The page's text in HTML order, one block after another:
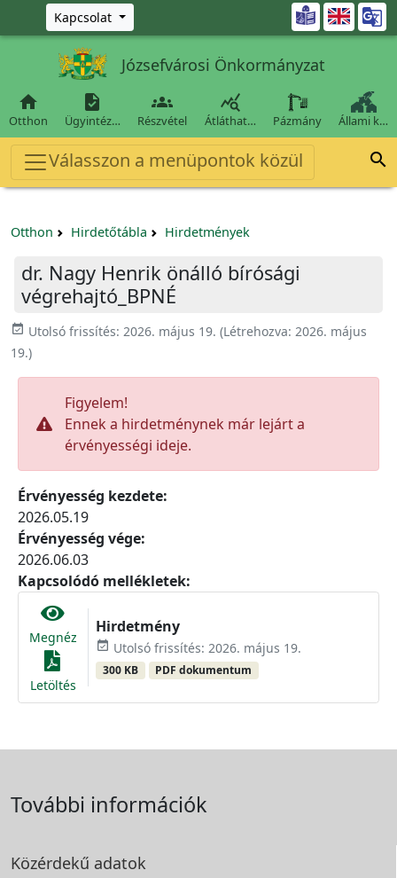
Ugrás a fő tartalomra
Kapcsolat 
Józsefvárosi Önkormányzat

Otthon

Ügyintéz…

Részvétel

Átláthat… Pázmány Állami k…
Válasszon a menüpontok közül 
Otthon Hirdetőtábla Hirdetmények
dr. Nagy Henrik önálló bírósági
végrehajtó_BPNÉ
event_available Utolsó frissítés: 2026. május 19. (Létrehozva: 2026. május
19.)
Figyelem!
Ennek a hirdetménynek már lejárt a
érvényességi ideje.
Érvényesség kezdete:
2026.05.19
Érvényesség vége:
2026.06.03
Kapcsolódó mellékletek:
Megnéz
Letöltés
Hirdetmény
event_available Utolsó frissítés: 2026. május 19.
300 KB PDF dokumentum
További információk
Közérdekű adatok